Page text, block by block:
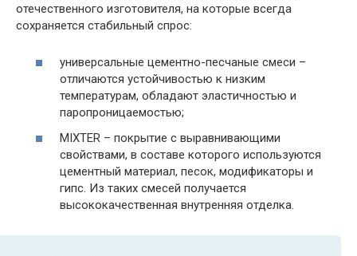
отечественного изготовителя, на которые всегда
сохраняется стабильный спрос:
универсальные цементно-песчаные смеси –
отличаются устойчивостью к низким
температурам, обладают эластичностью и
паропроницаемостью;
MIXTER – покрытие с выравнивающими
свойствами, в составе которого используются
цементный материал, песок, модификаторы и
гипс. Из таких смесей получается
высококачественная внутренняя отделка.